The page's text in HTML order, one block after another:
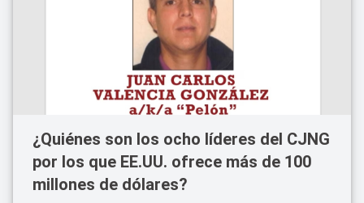
¿Quiénes son los ocho líderes del CJNG
por los que EE.UU. ofrece más de 100
millones de dólares?